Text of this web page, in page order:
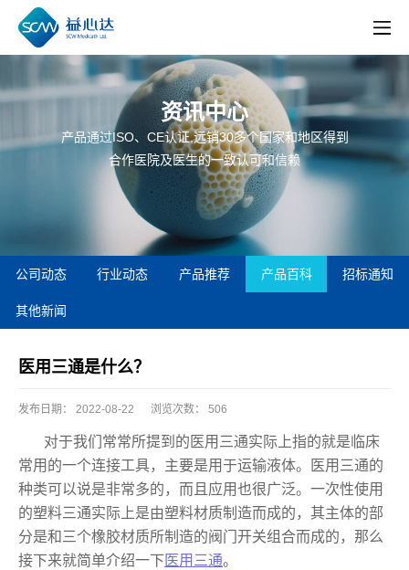
资讯中心
产品通过ISO、CE认证,远销30多个国家和地区得到
合作医院及医生的一致认可和信赖
公司动态 行业动态 产品推荐 产品百科 招标通知
其他新闻
医用三通是什么？
发布日期： 2022-08-22 浏览次数： 506
对于我们常常所提到的医用三通实际上指的就是临床
常用的一个连接工具，主要是用于运输液体。医用三通的
种类可以说是非常多的，而且应用也很广泛。一次性使用
的塑料三通实际上是由塑料材质制造而成的，其主体的部
分是和三个橡胶材质所制造的阀门开关组合而成的，那么
接下来就简单介绍一下 医用三通。